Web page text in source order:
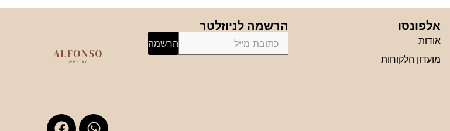
הרשמה לניוזלטר
הרשמה
אלפונסו
אודות
מועדון הלקוחות